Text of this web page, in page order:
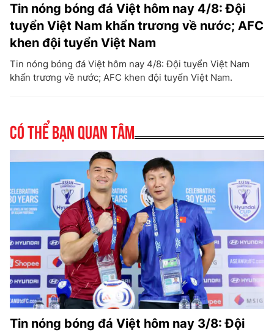
Tin nóng bóng đá Việt hôm nay 4/8: Đội
tuyển Việt Nam khẩn trương về nước; AFC
khen đội tuyển Việt Nam
Tin nóng bóng đá Việt hôm nay 4/8: Đội tuyển Việt Nam
khẩn trương về nước; AFC khen đội tuyển Việt Nam.
Có thể bạn quan tâm
Tin nóng bóng đá Việt hôm nay 3/8: Đội